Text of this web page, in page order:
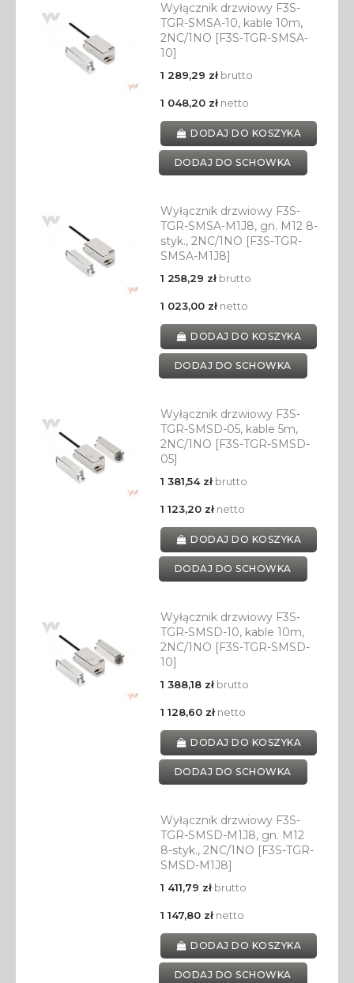
Wyłącznik drzwiowy F3S-
TGR-SMSA-10, kable 10m,
2NC/1NO [F3S-TGR-SMSA-
10]
1 289,29 złbrutto
1 048,20 złnetto
DODAJ DO KOSZYKA
DODAJ DO SCHOWKA
Wyłącznik drzwiowy F3S-
TGR-SMSA-M1J8, gn. M12 8-
styk., 2NC/1NO [F3S-TGR-
SMSA-M1J8]
1 258,29 złbrutto
1 023,00 złnetto
DODAJ DO KOSZYKA
DODAJ DO SCHOWKA
Wyłącznik drzwiowy F3S-
TGR-SMSD-05, kable 5m,
2NC/1NO [F3S-TGR-SMSD-
05]
1 381,54 złbrutto
1 123,20 złnetto
DODAJ DO KOSZYKA
DODAJ DO SCHOWKA
Wyłącznik drzwiowy F3S-
TGR-SMSD-10, kable 10m,
2NC/1NO [F3S-TGR-SMSD-
10]
1 388,18 złbrutto
1 128,60 złnetto
DODAJ DO KOSZYKA
DODAJ DO SCHOWKA
Wyłącznik drzwiowy F3S-
TGR-SMSD-M1J8, gn. M12
8-styk., 2NC/1NO [F3S-TGR-
SMSD-M1J8]
1 411,79 złbrutto
1 147,80 złnetto
DODAJ DO KOSZYKA
DODAJ DO SCHOWKA